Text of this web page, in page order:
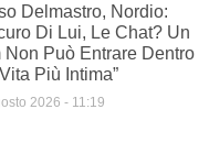
Delmastro, Nordio:
Di Lui, Le Chat? Un
Non Può Entrare Dentro
Più Intima”
2026 11:19